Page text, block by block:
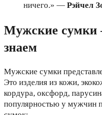
ничего.» — Рэйчел
Мужские сумки
знаем
Мужские сумки
Это изделия из кожи,
кордура, оксфорд,
популярностью у мужчин